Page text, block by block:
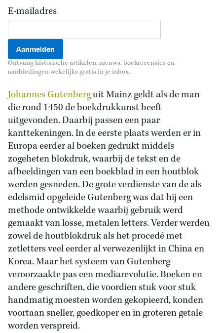
E-mailadres
Ontvang historische artikelen, nieuws, boekrecensies en
aanbiedingen wekelijks gratis in je inbox.
Johannes Gutenberguit Mainz geldt als de man
die rond 1450 de boekdrukkunst heeft
uitgevonden. Daarbij passen een paar
kanttekeningen. In de eerste plaats werden er in
Europa eerder al boeken gedrukt middels
zogeheten blokdruk, waarbij de tekst en de
afbeeldingen van een boekblad in een houtblok
werden gesneden. De grote verdienste van de als
edelsmid opgeleide Gutenberg was dat hij een
methode ontwikkelde waarbij gebruik werd
gemaakt van losse, metalen letters. Verder werden
zowel de houtblokdruk als het procedé met
zetletters veel eerder al verwezenlijkt in China en
Korea. Maar het systeem van Gutenberg
veroorzaakte pas een mediarevolutie. Boeken en
andere geschriften, die voordien stuk voor stuk
handmatig moesten worden gekopieerd, konden
voortaan sneller, goedkoper en in groteren getale
worden verspreid.